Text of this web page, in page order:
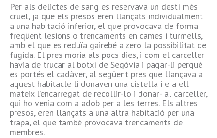
Per als delictes de sang es reservava un destí més
cruel, ja que els presos eren llançats individualment
a una habitació inferior, el que provocava de forma
freqüent lesions o trencaments en cames i turmells,
amb el que es reduïa gairebé a zero la possibilitat de
fugida. El pres moria als pocs dies, i com el carceller
havia de trucar al botxí de Segòvia i pagar-li perquè
es portés el cadàver, al següent pres que llançava a
aquest habitacle li donaven una cistella i era ell
mateix l’encarregat de recollir-lo i donar- al carceller,
qui ho venia com a adob per a les terres. Els altres
presos, eren llançats a una altra habitació per una
trapa, el que també provocava trencaments de
membres.